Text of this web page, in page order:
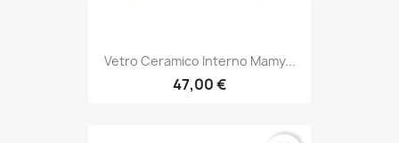
Vetro Ceramico Interno Mamy...
47,00 €